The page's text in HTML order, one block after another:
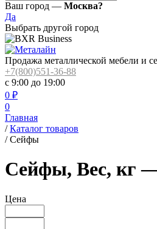
Ваш город — Москва?
Да
Выбрать другой город
Продажа металлической мебели и
+7(800)551-36-88
с 9:00 до 19:00
0 ₽
0
Главная
/ Каталог товаров
/ Сейфы
Сейфы, Вес, кг
Цена